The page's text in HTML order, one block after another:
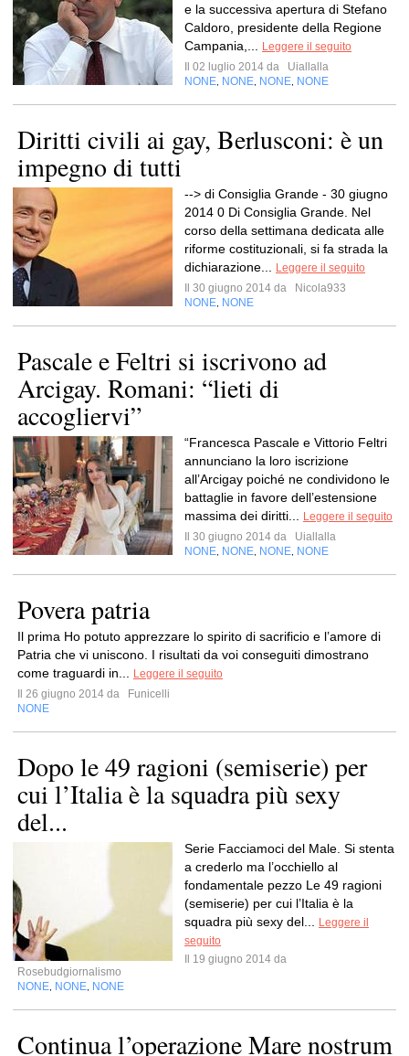
e la successiva apertura di Stefano
Caldoro, presidente della Regione
Campania,...
Leggere il seguito
Il 02 luglio 2014 da
Uiallalla
NONE NONE NONE NONE
Diritti civili ai gay, Berlusconi: è un
impegno di tutti
--> di Consiglia Grande - 30 giugno
2014 0 Di Consiglia Grande. Nel
corso della settimana dedicata alle
riforme costituzionali, si fa strada la
dichiarazione...
Leggere il seguito
Il 30 giugno 2014 da
Nicola933
NONE NONE
Pascale e Feltri si iscrivono ad
Arcigay. Romani: “lieti di
accogliervi”
“Francesca Pascale e Vittorio Feltri
annunciano la loro iscrizione
all’Arcigay poiché ne condividono le
battaglie in favore dell’estensione
massima dei diritti...
Leggere il seguito
Il 30 giugno 2014 da
Uiallalla
NONE NONE NONE NONE
Povera patria
Il prima Ho potuto apprezzare lo spirito di sacrificio e l’amore di
Patria che vi uniscono. I risultati da voi conseguiti dimostrano
come traguardi in...
Leggere il seguito
Il 26 giugno 2014 da
Funicelli
NONE
Dopo le 49 ragioni (semiserie) per
cui l’Italia è la squadra più sexy
del...
Serie Facciamoci del Male. Si stenta
a crederlo ma l’occhiello al
fondamentale pezzo Le 49 ragioni
(semiserie) per cui l’Italia è la
squadra più sexy del...
Leggere il
seguito
Il 19 giugno 2014 da
Rosebudgiornalismo
NONE NONE NONE
Continua l’operazione Mare nostrum